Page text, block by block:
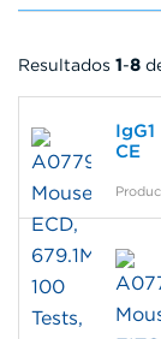
Resultados 1-8
CE